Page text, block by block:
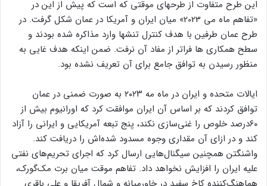
طرح مورد نظر ایران بر خلاف طرح «گام به گام» دارای هدف انتهایی
است. یعنی مذاکرات از نقطه ای شروع می شود و با طی کردن
گامهای اعتمادسازی و رفع تحریم به هدف نهایی خود می رسد.
«تفاهم ماه می 2023» میان ایران و آمریکا در عمان شکل گرفت. در
طرح عمان طرفین با هدف کنترل تنشها وارد مذاکره شده بودند و
سطح همکاری ها فراتر از مفاد آن نرفت. ضمن اینکه هدف غایی به
منظور رسیدن به توافق جامع برای آن تعریف نشده بود.
ایالات متحده و ایران در ماه مه ۲۰۲۳ به صورت ضمنی در عمان